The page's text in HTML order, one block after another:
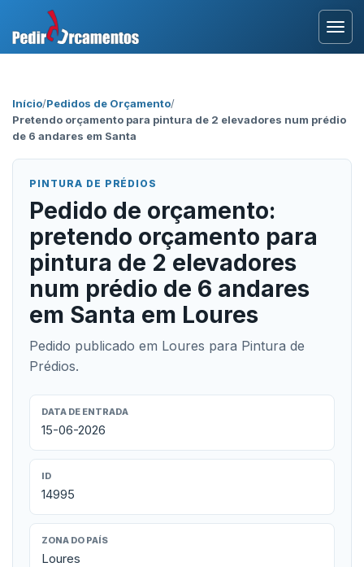
Início/Pedidos de Orçamento/
Pretendo orçamento para pintura de 2 elevadores num prédio
de 6 andares em Santa
PINTURA DE PRÉDIOS
Pedido de orçamento:
pretendo orçamento para
pintura de 2 elevadores
num prédio de 6 andares
em Santa em Loures
Pedido publicado em Loures para Pintura de
Prédios.
DATA DE ENTRADA
15-06-2026
ID
14995
ZONA DO PAÍS
Loures
Área Profissional
Testemunhos